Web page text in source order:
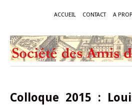
ACCUEIL CONTACT A
Colloque 2015 :